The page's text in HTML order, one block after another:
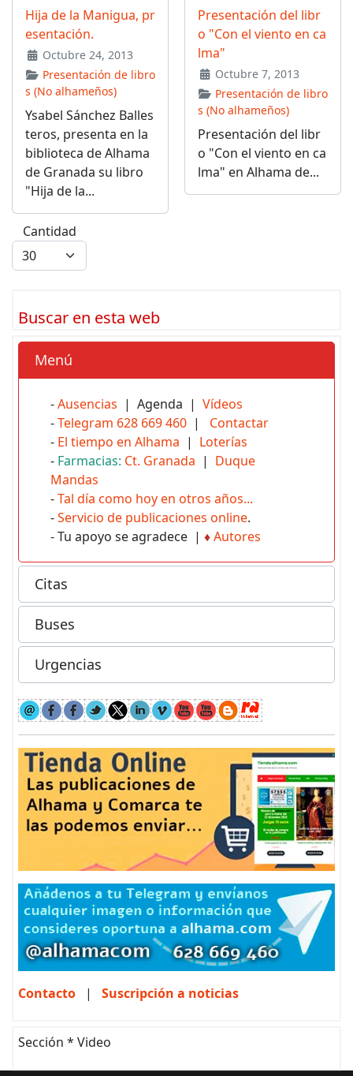
Hija de la Manigua, pr
esentación.
Octubre 24, 2013
Presentación de libro
s (No alhameños)
Ysabel Sánchez Balles
teros, presenta en la
biblioteca de Alhama
de Granada su libro
"Hija de la...
Presentación del libr
o "Con el viento en ca
lma"
Octubre 7, 2013
Presentación de libro
s (No alhameños)
Presentación del libr
o "Con el viento en ca
lma" en Alhama de...
Cantidad
Buscar en esta web
Menú
-Ausencias | Agenda | Vídeos
-Telegram 628 669 460 | Contactar
- El tiempo en Alhama | Loterías
- Farmacias: Ct. Granada | Duque
Mandas
-Tal día como hoy en otros años...
-Servicio de publicaciones online.
- Tu apoyo se agradece | ♦Autores
Citas
Buses
Urgencias
Contacto | Suscripción a noticias
Sección * Video